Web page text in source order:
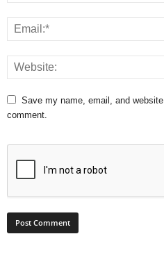
Save my name, email, and
comment.